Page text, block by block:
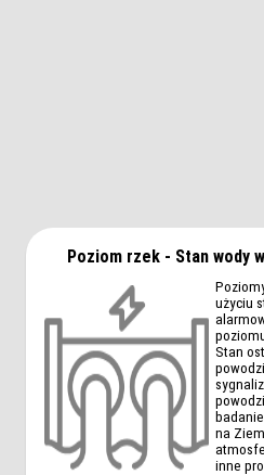
Poziom rzek - Stan wody
użyciu
Stan
na
inne